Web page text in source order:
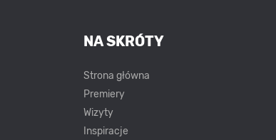
NA SKRÓTY
Strona główna
Premiery
Wizyty
Inspiracje